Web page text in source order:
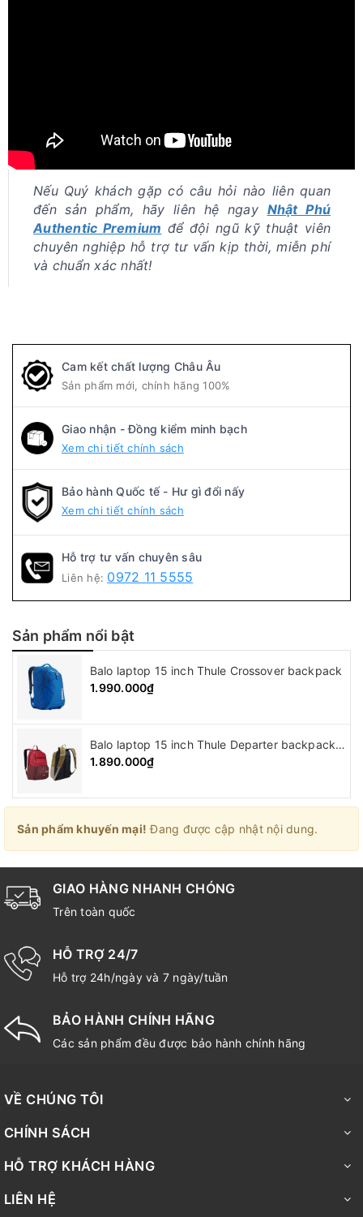
Nếu Quý khách gặp có câu hỏi nào liên quan
đến sản phẩm, hãy liên hệ ngay Nhật Phú
Authentic Premium để đội ngũ kỹ thuật viên
chuyên nghiệp hỗ trợ tư vấn kịp thời, miễn phí
và chuẩn xác nhất!
Cam kết chất lượng Châu Âu
Sản phẩm mới, chính hãng 100%
Giao nhận - Đồng kiểm minh bạch
Xem chi tiết chính sách
Bảo hành Quốc tế - Hư gì đổi nấy
Xem chi tiết chính sách
Hỗ trợ tư vấn chuyên sâu
Liên hệ: 0972 11 5555
Sản phẩm nổi bật
Balo laptop 15 inch Thule Crossover backpack
1.990.000₫
Balo laptop 15 inch Thule Departer backpack ( 21L )
1.890.000₫
Sản phẩm khuyến mại! Đang được cập nhật nội dung.
GIAO HÀNG NHANH CHÓNG
Trên toàn quốc
HỖ TRỢ 24/7
Hỗ trợ 24h/ngày và 7 ngày/tuần
BẢO HÀNH CHÍNH HÃNG
Các sản phẩm đều được bảo hành chính hãng
VỀ CHÚNG TÔI
CHÍNH SÁCH
HỖ TRỢ KHÁCH HÀNG
LIÊN HỆ